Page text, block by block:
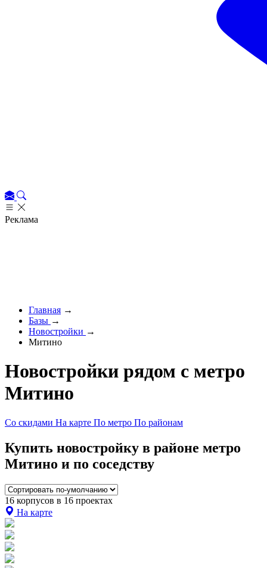
Реклама
Главная →
Базы →
Новостройки →
Митино
Новостройки рядом с метро
Митино
Со скидами На карте По метро По районам
Купить новостройку в районе метро
Митино и по соседству
16 корпусов в 16 проектах
На карте